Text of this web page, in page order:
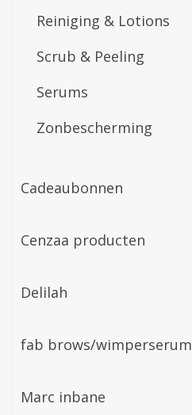
Reiniging & Lotions
Scrub & Peeling
Serums
Zonbescherming
Cadeaubonnen
Cenzaa producten
Delilah
fab brows/wimperserum
Marc inbane